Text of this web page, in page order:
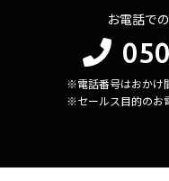
お電話で
※電話番号はおかけ
※セールス目的のお